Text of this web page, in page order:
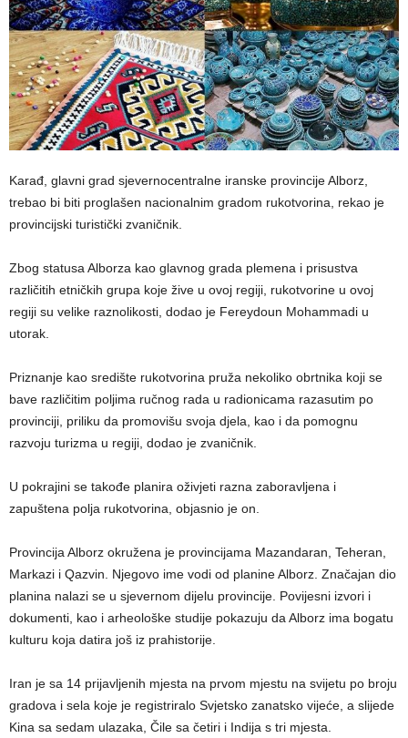
Karađ, glavni grad sjevernocentralne iranske provincije Alborz,
trebao bi biti proglašen nacionalnim gradom rukotvorina, rekao je
provincijski turistički zvaničnik.
Zbog statusa Alborza kao glavnog grada plemena i prisustva
različitih etničkih grupa koje žive u ovoj regiji, rukotvorine u ovoj
regiji su velike raznolikosti, dodao je Fereydoun Mohammadi u
utorak.
Priznanje kao središte rukotvorina pruža nekoliko obrtnika koji se
bave različitim poljima ručnog rada u radionicama razasutim po
provinciji, priliku da promovišu svoja djela, kao i da pomognu
razvoju turizma u regiji, dodao je zvaničnik.
U pokrajini se takođe planira oživjeti razna zaboravljena i
zapuštena polja rukotvorina, objasnio je on.
Provincija Alborz okružena je provincijama Mazandaran, Teheran,
Markazi i Qazvin. Njegovo ime vodi od planine Alborz. Značajan dio
planina nalazi se u sjevernom dijelu provincije. Povijesni izvori i
dokumenti, kao i arheološke studije pokazuju da Alborz ima bogatu
kulturu koja datira još iz prahistorije.
Iran je sa 14 prijavljenih mjesta na prvom mjestu na svijetu po broju
gradova i sela koje je registriralo Svjetsko zanatsko vijeće, a slijede
Kina sa sedam ulazaka, Čile sa četiri i Indija s tri mjesta.